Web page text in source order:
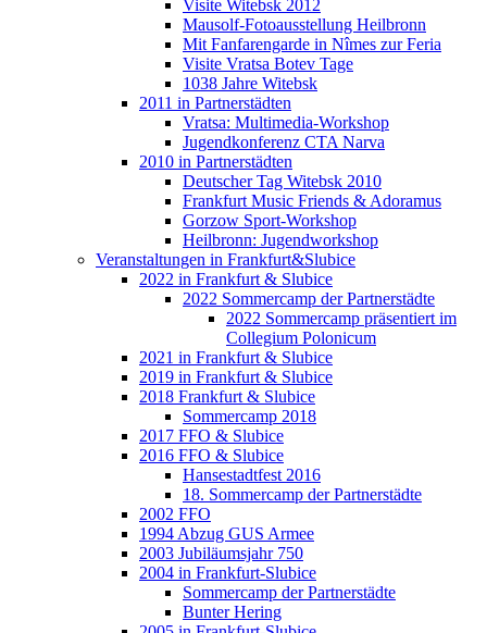
Visite Witebsk 2012
Mausolf-Fotoausstellung Heilbronn
Mit Fanfarengarde in Nîmes zur Feria
Visite Vratsa Botev Tage
1038 Jahre Witebsk
2011 in Partnerstädten
Vratsa: Multimedia-Workshop
Jugendkonferenz CTA Narva
2010 in Partnerstädten
Deutscher Tag Witebsk 2010
Frankfurt Music Friends & Adoramus
Gorzow Sport-Workshop
Heilbronn: Jugendworkshop
Veranstaltungen in Frankfurt&Slubice
2022 in Frankfurt & Slubice
2022 Sommercamp der Partnerstädte
2022 Sommercamp präsentiert im
Collegium Polonicum
2021 in Frankfurt & Slubice
2019 in Frankfurt & Slubice
2018 Frankfurt & Slubice
Sommercamp 2018
2017 FFO & Slubice
2016 FFO & Slubice
Hansestadtfest 2016
18. Sommercamp der Partnerstädte
2002 FFO
1994 Abzug GUS Armee
2003 Jubiläumsjahr 750
2004 in Frankfurt-Slubice
Sommercamp der Partnerstädte
Bunter Hering